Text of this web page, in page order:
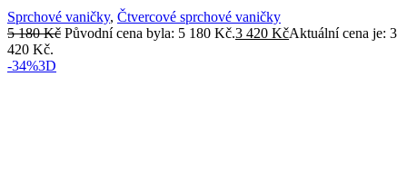
Sprchové vaničky, Čtvercové sprchové vaničky
5 180Kč Původní cena byla: 5 180 Kč.3 420 KčAktuální cena je: 3
420 Kč.
-34%3D